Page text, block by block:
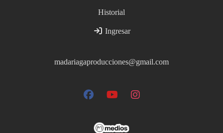
Historial
Ingresar
madariagaproducciones@gmail.com